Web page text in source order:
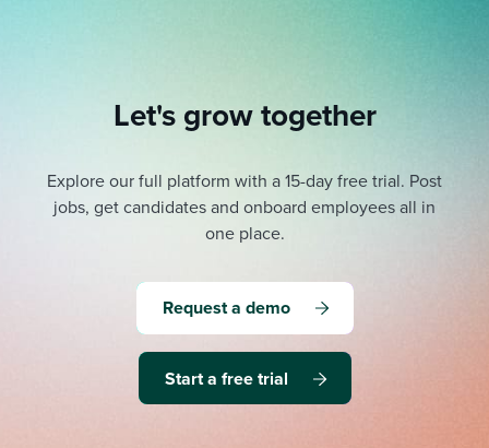
Let's grow together
Explore our full platform with a 15-day free trial. Post
jobs, get candidates and onboard employees all in
one place.
Request a demo
Start a free trial